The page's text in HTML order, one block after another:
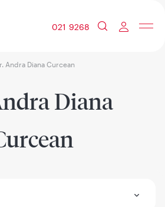
021 9268
Andra Diana Curcean
Diana